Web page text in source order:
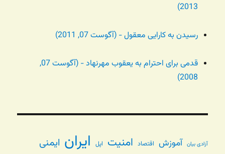
2013)
رسیدن به کارایی معقول - (آگوست 07, 2011)
قدمی برای احترام به یعقوب مهرنهاد - (آگوست 07,
2008)
آزادی بیان آموزش اقتصاد امنیت اپل ایران ایمنی